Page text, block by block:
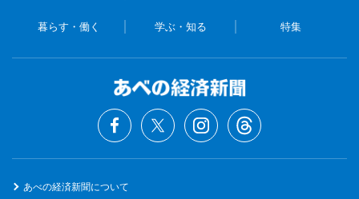
暮らす・働く 学ぶ・知る 特集
あべの経済新聞について